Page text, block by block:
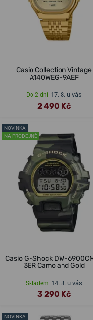
Casio Collection Vintage
A140WEG-9AEF
Do 2 dní 17. 8. u vás
2 490 Kč
NOVINKA
NA PRODEJNĚ
Casio G-Shock DW-
3ER Camo and Gold
Skladem 14. 8. u vás
3 290 Kč
NOVINKA